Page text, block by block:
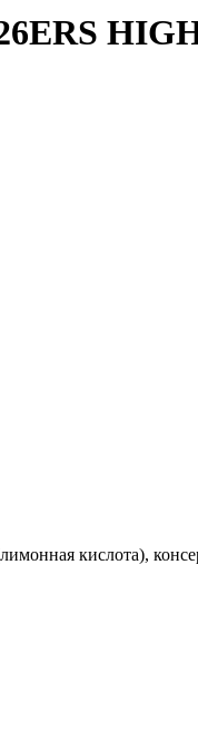
кислота),